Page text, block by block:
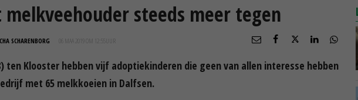
steeds meer tegen
SCHARENBORG 06 MAA 2019 OM 12:55
ten Klooster hebben vijf adoptiekinderen die geen van allen interesse hebben
met 65 melkkoeien in Dalfsen.